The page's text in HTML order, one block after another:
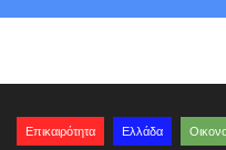
Επικαιρότητα Ελλάδα